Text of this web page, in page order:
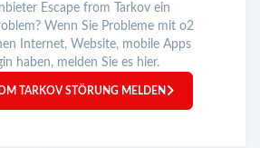
Escape from Tarkov ein
Wenn Sie Probleme mit o2
Internet, Website, mobile Apps
haben, melden Sie es hier.
TARKOV STÖRUNG MELDEN